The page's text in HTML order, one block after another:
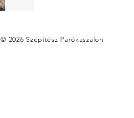
© 2026 Szépítész Parókaszalon